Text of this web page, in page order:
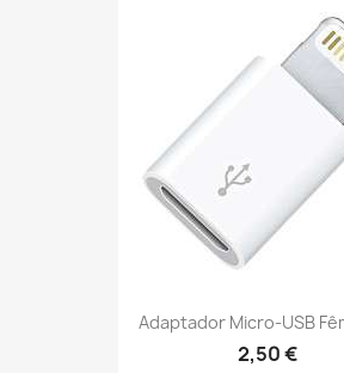
Adaptador Micro-USB
2,50 €